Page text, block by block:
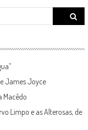
Search
for:
James Joyce
Macêdo
Limpo e as Alterosas, de